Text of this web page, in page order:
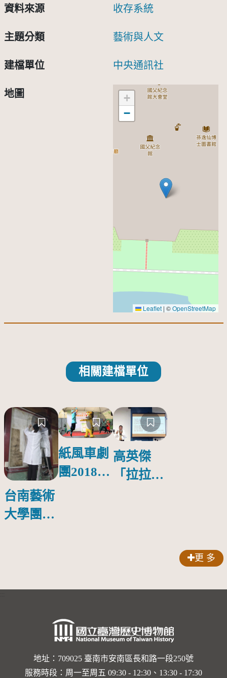
資料來源 收存系統
主題分類 藝術與人文
建檔單位 中央通訊社
地圖
+
−
Leaflet | ©OpenStreetMap
相關建檔單位
台南藝術
大學團隊
紙風車劇
團2018公
高英傑
「拉拉庫
更 多
地址：709025 臺南市安南區長和路一段250號
服務時段：周一至周五 09:30 - 12:30、13:30 - 17:30